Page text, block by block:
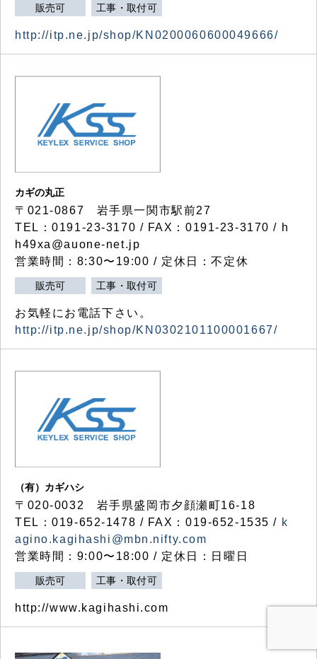
販売可 工事・取付可
http://itp.ne.jp/shop/KN0200060600049666/
カギの丸正
〒021-0867 岩手県一関市駅前27
TEL：0191-23-3170 / FAX：0191-23-3170 / h
h49xa@auone-net.jp
営業時間：8:30〜19:00 / 定休日：不定休
販売可 工事・取付可
お気軽にお電話下さい。
http://itp.ne.jp/shop/KN0302101100001667/
（有）カギハシ
〒020-0032 岩手県盛岡市夕顔瀬町16-18
TEL：019-652-1478 / FAX：019-652-1535 / k
agino.kagihashi@mbn.nifty.com
営業時間：9:00〜18:00 / 定休日：日曜日
販売可 工事・取付可
http://www.kagihashi.com